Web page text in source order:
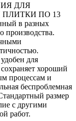
ДЛЯ
ПО 13
в разных
производства.
для
хороший
процессам и
беспроблемная
размер
с другими
работ.